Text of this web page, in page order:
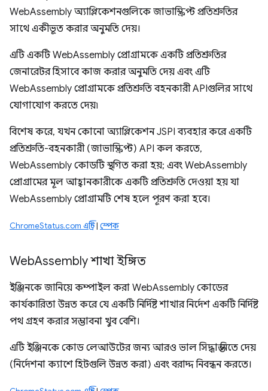
WebAssembly অ্যাপ্লিকেশনগুলিকে জাভাস্ক্রিপ্ট প্রতিশ্রুতির
সাথে একীভূত করার অনুমতি দেয়।
এটি একটি WebAssembly প্রোগ্রামকে একটি প্রতিশ্রুতির
জেনারেটর হিসাবে কাজ করার অনুমতি দেয় এবং এটি
WebAssembly প্রোগ্রামকে প্রতিশ্রুতি বহনকারী APIগুলির সাথে
যোগাযোগ করতে দেয়৷
বিশেষ করে, যখন কোনো অ্যাপ্লিকেশন JSPI ব্যবহার করে একটি
প্রতিশ্রুতি-বহনকারী (জাভাস্ক্রিপ্ট) API কল করতে,
WebAssembly কোডটি স্থগিত করা হয়; এবং WebAssembly
প্রোগ্রামের মূল আহ্বানকারীকে একটি প্রতিশ্রুতি দেওয়া হয় যা
WebAssembly প্রোগ্রামটি শেষ হলে পূরণ করা হবে।
ChromeStatus.com এন্ট্রি| স্পেক
WebAssembly শাখা ইঙ্গিত
ইঞ্জিনকে জানিয়ে কম্পাইল করা WebAssembly কোডের
কার্যকারিতা উন্নত করে যে একটি নির্দিষ্ট শাখার নির্দেশ একটি নির্দিষ্ট
পথ গ্রহণ করার সম্ভাবনা খুব বেশি।
এটি ইঞ্জিনকে কোড লেআউটের জন্য আরও ভাল সিদ্ধান্ত নিতে দেয়
(নির্দেশনা ক্যাশে হিটগুলি উন্নত করা) এবং বরাদ্দ নিবন্ধন করতে।